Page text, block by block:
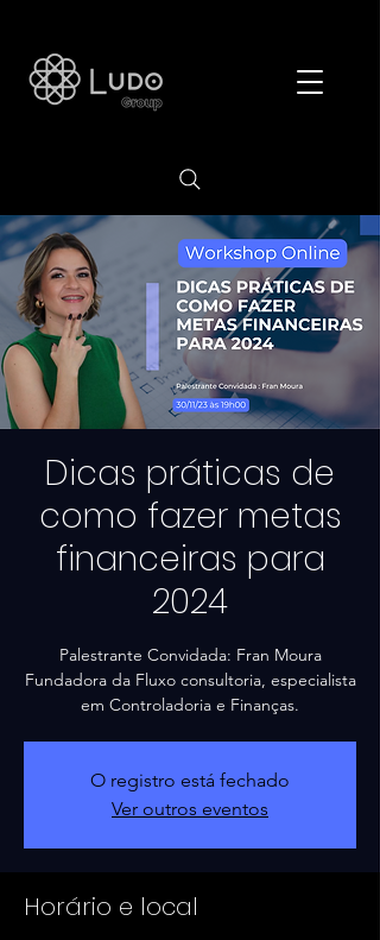
Dicas práticas de
como fazer metas
financeiras para
2024
Palestrante Convidada: Fran Moura
Fundadora da Fluxo consultoria, especialista
O registro está fechado
Ver outros eventos
Horário e local